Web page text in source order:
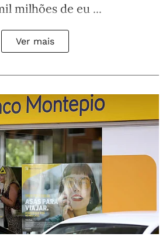
milhões de eu ...
Ver mais